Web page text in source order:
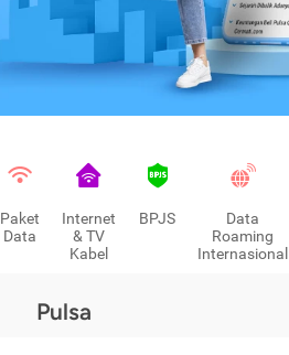
Paket
Data
Internet
& TV
Kabel
BPJS
Data
Roaming
Internasional
Pulsa